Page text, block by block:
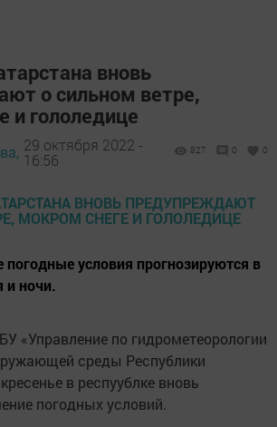
вновь
о сильном ветре,
и гололедице
29 октября 2022 -
16:56
827 0 0
погодные условия прогнозируются в
и ночи.
«Управление по гидрометеорологии
среды Республики
в респуублке вновь
погодных условий.